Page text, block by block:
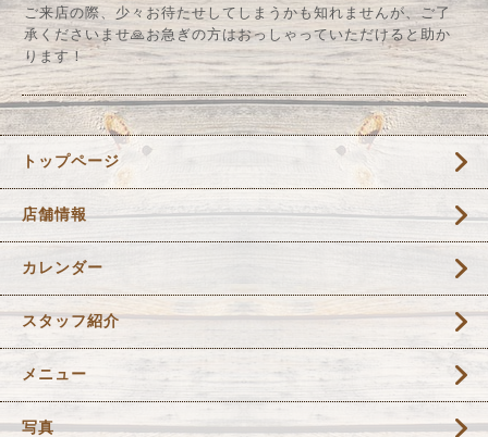
ご来店の際、少々お待たせしてしまうかも知れませんが、ご了
承くださいませ🙏お急ぎの方はおっしゃっていただけると助か
ります！
トップページ
店舗情報
カレンダー
スタッフ紹介
メニュー
写真